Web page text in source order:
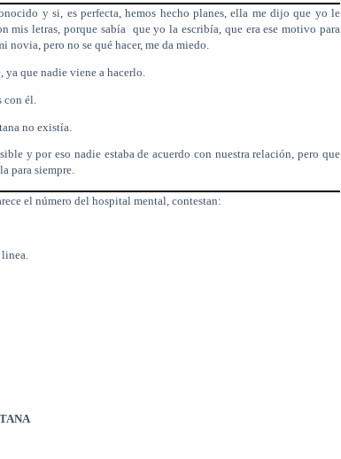
y si, es perfecta, hemos hecho planes, ella me dijo que yo le
mis letras, porque sabía que yo la escribía, que era ese motivo para
novia, pero no se qué hacer, me da miedo.
que nadie viene a hacerlo.
él.
no existía.
y por eso nadie estaba de acuerdo con nuestra relación, pero que
para siempre.
el número del hospital mental, contestan:
linea.